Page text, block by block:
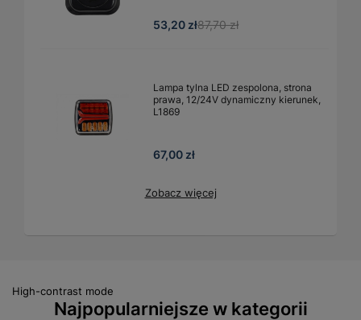
53,20 zł87,70 zł
Lampa tylna LED zespolona, strona
prawa, 12/24V dynamiczny kierunek,
L1869
67,00 zł
Zobacz więcej
High-contrast mode
Najpopularniejsze w kategorii